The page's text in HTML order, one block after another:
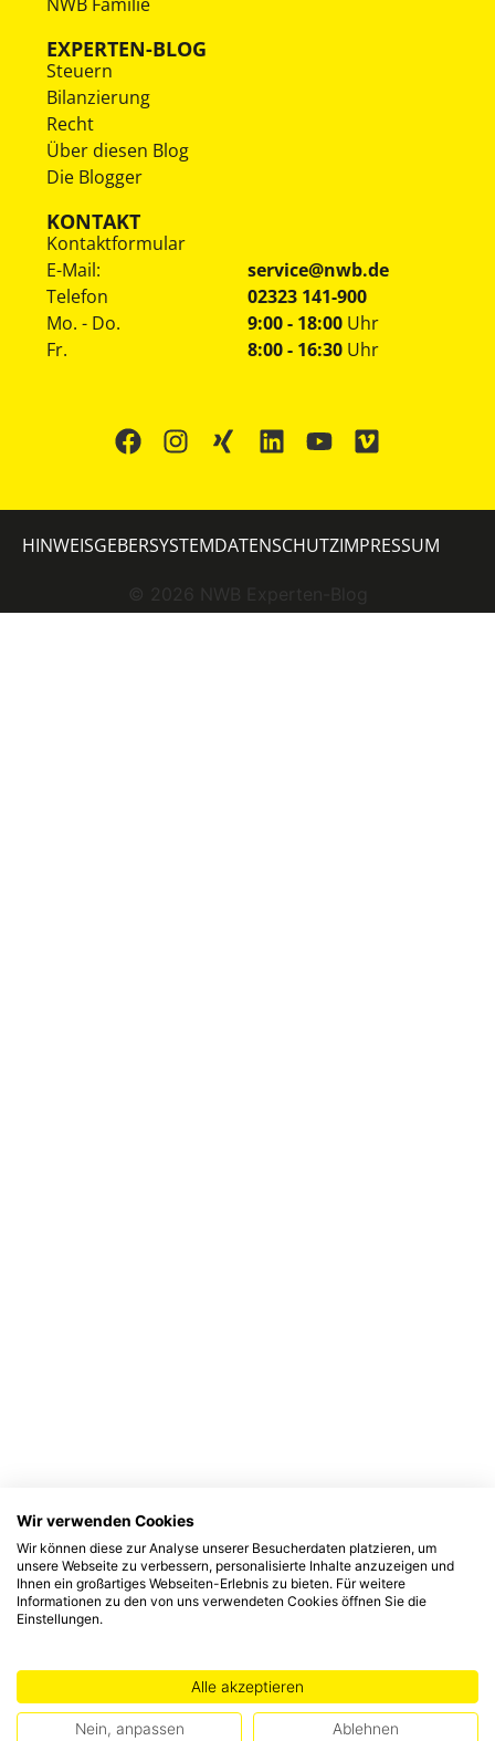
EXPERTEN-BLOG
Steuern
Bilanzierung
Recht
Über diesen Blog
Die Blogger
KONTAKT
Kontaktformular
E-Mail:
service@nwb.de
Telefon
02323 141-900
Mo. - Do.
Fr.
9:00 - 18:00 Uhr
8:00 - 16:30 Uhr
© 2026 NWB Experten-Blog
HINWEISGEBERSYSTEMDATENSCHUTZIMPRESSUM
Wir verwenden Cookies
Wir können diese zur Analyse unserer Besucherdaten platzieren, um
unsere Webseite zu verbessern, personalisierte Inhalte anzuzeigen und
Ihnen ein großartiges Webseiten-Erlebnis zu bieten. Für weitere
Informationen zu den von uns verwendeten Cookies öffnen Sie die
Einstellungen.
Alle akzeptieren
Nein, anpassen Ablehnen